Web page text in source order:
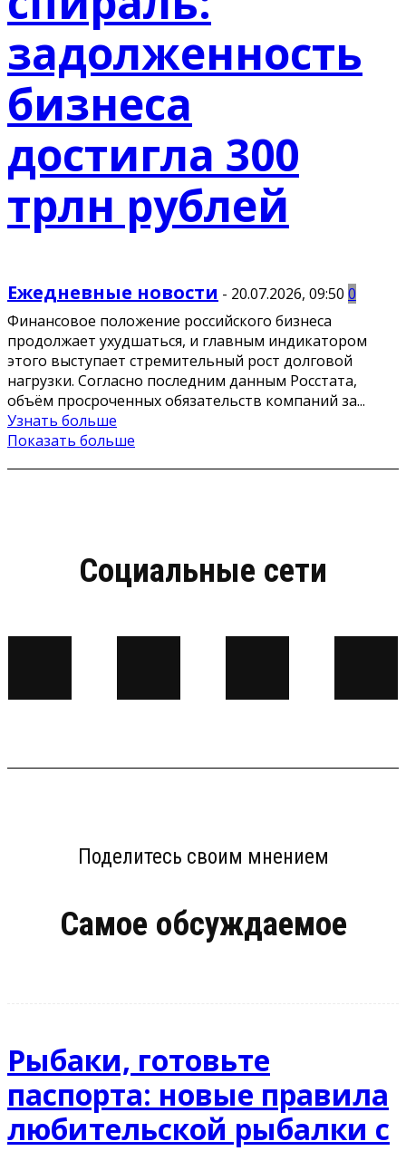
задолженность
бизнеса
достигла 300
трлн рублей
Ежедневные новости - 20.07.2026, 09:50 0
Финансовое положение российского бизнеса
продолжает ухудшаться, и главным индикатором
этого выступает стремительный рост долговой
нагрузки. Согласно последним данным Росстата,
объём просроченных обязательств компаний за...
Узнать больше
Показать больше
Социальные сети
Поделитесь своим мнением
Самое обсуждаемое
Рыбаки, готовьте
паспорта: новые правила
любительской рыбалки с